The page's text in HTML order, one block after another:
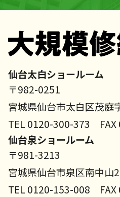
仙台太白ショールーム
〒982-0251
宮城県仙台市太白区茂庭
TEL 0120-300-373 FAX
仙台泉ショールーム
〒981-3213
宮城県仙台市泉区南中山
TEL 0120-153-008 FAX